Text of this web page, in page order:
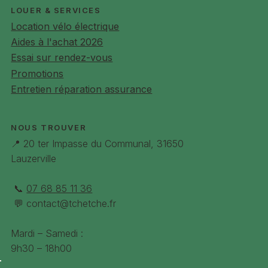
LOUER & SERVICES
Location vélo électrique
Aides à l'achat 2026
Essai sur rendez-vous
Promotions
Entretien réparation assurance
NOUS TROUVER
📍 20 ter Impasse du Communal, 31650
Lauzerville
📞 07 68 85 11 36
💬 contact@tchetche.fr
Mardi – Samedi :
9h30 – 18h00